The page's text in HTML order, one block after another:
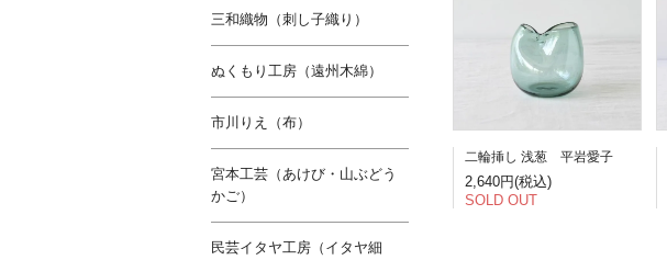
二輪挿し 浅葱 平岩愛子
2,640円(税込)
SOLD OUT
三和織物（刺し子織り）
ぬくもり工房（遠州木綿）
市川りえ（布）
宮本工芸（あけび・山ぶどう
かご）
民芸イタヤ工房（イタヤ細